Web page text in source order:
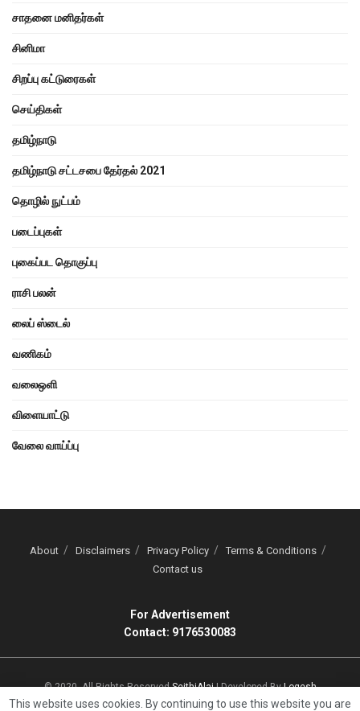
சாதனை மனிதர்கள்
சினிமா
சிறப்பு கட்டுரைகள்
செய்திகள்
தமிழ்நாடு
தமிழ்நாடு சட்டசபை தேர்தல் 2021
தொழில் நுட்பம்
படைப்புகள்
புகைப்பட தொகுப்பு
ராசி பலன்
லைப் ஸ்டைல்
வணிகம்
வலைஒளி
விளையாட்டு
வேலை வாய்ப்பு
About Disclaimers Privacy Policy
Terms & Conditions
Contact us
For Advertisement
Contact: 9176530083
© 2020, All Rights ReservedSeithiAlai| Developed ByLogesh
This website uses cookies. By continuing to use this website you are